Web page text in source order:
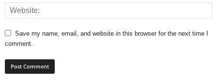
Save my name, email, and website in this browser for the next time I
comment.